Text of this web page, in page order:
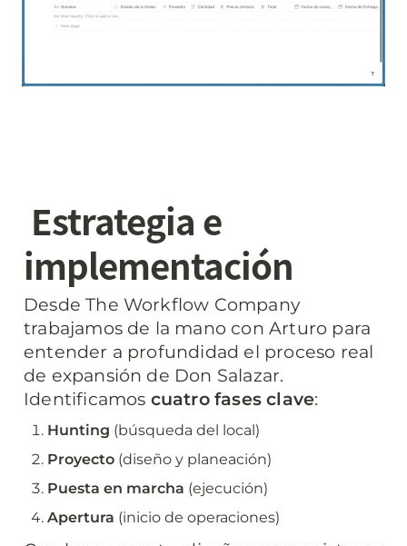
implementación
Desde The Workflow Company
trabajamos de la mano con Arturo para
entender a profundidad el proceso real
de expansión de Don Salazar.
Identificamos cuatro fases clave:
Hunting (búsqueda del local)
Proyecto (diseño y planeación)
Puesta en marcha (ejecución)
Apertura (inicio de operaciones)